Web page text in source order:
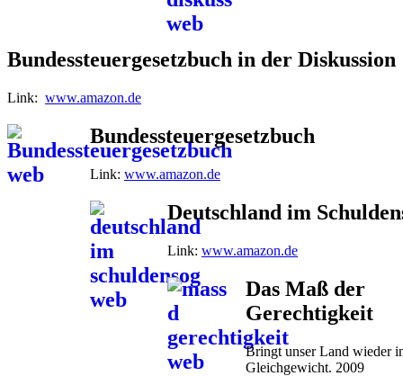
Bundessteuergesetzbuch in der Diskussion
Link: www.amazon.de
Bundessteuergesetzbuch
Link: www.amazon.de
Deutschland im
Link: www.amazon.de
Das Maß der
Gerechtigkeit
Bringt unser Land wieder
Gleichgewicht. 2009